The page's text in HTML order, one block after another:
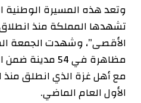
وتعد هذه المسيرة الوطنية
تشهدها المملكة منذ
مظاهرة في 54
مع أهل غزة الذي انطلق منذ
الأول العام الماضي.